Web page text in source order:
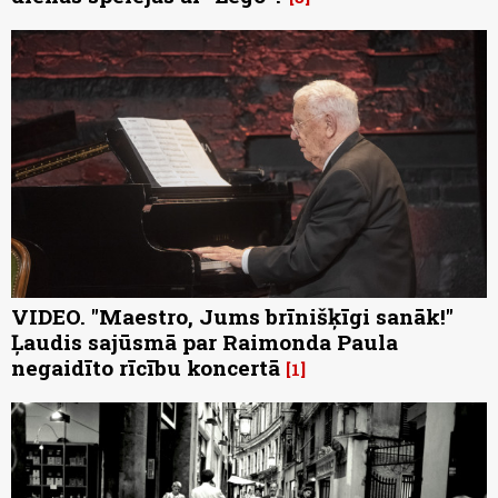
VIDEO. "Maestro, Jums brīnišķīgi sanāk!"
Ļaudis sajūsmā par Raimonda Paula
negaidīto rīcību koncertā 1